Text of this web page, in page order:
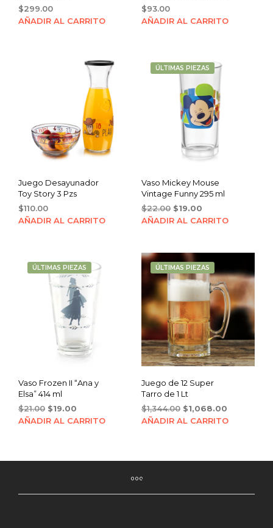
$299.00
AÑADIR AL CARRITO
$93.00
AÑADIR AL CARRITO
Juego Desayunador
Toy Story 3 Pzs
$110.00
AÑADIR AL CARRITO
ÚLTIMAS PIEZAS
Vaso Mickey Mouse
Vintage Funny 295 ml
$22.00 Original
price
$19.00Current
price
AÑADIR AL CARRITO
ÚLTIMAS PIEZAS
Vaso Frozen II “Ana y
Elsa” 414 ml
$21.00 Original
price
$19.00
price
AÑADIR AL CARRITO
ÚLTIMAS PIEZAS
Juego de 12 Super
Tarro de 1 Lt
$1,344.00 Original
price
$1,068.00Current
price
AÑADIR AL CARRITO